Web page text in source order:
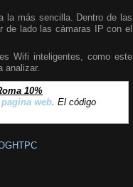
la más sencilla. Dentro de las
de lado las cámaras IP con el
Wifi inteligentes, como este
analizar.
10%
pagina web . El código